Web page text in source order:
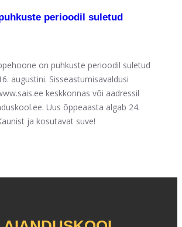
perioodil suletud
on puhkuste perioodil suletud
augustini. Sisseastumisavaldusi
keskkonnas või aadressil
Uus õppeaasta algab 24.
ja kosutavat suve!